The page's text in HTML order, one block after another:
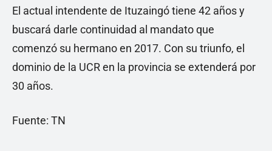
El actual intendente de Ituzaingó tiene 42 años y
buscará darle continuidad al mandato que
comenzó su hermano en 2017. Con su triunfo, el
dominio de la UCR en la provincia se extenderá por
30 años.
Fuente: TN